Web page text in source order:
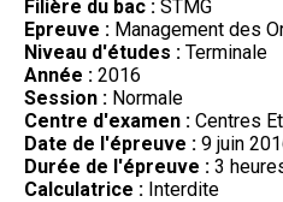
Filière du bac : STMG
Epreuve : Management des
Niveau d'études : Terminale
Année : 2016
Session : Normale
Centre d'examen : Centres
Date de l'épreuve : 9 juin
Durée de l'épreuve : 3
Calculatrice : Interdite